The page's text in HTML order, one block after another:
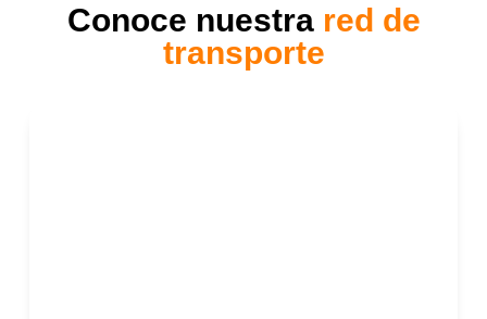
Conoce nuestrared de
transporte